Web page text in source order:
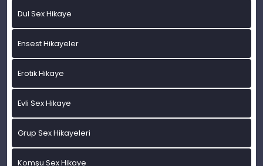
Dul Sex Hikaye
Ensest Hikayeler
Erotik Hikaye
Evli Sex Hikaye
Grup Sex Hikayeleri
Komşu Sex Hikaye